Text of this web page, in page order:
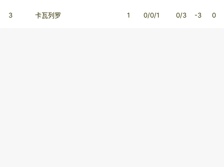
3 卡瓦列罗 1 0/0/1 0/3 -3 0